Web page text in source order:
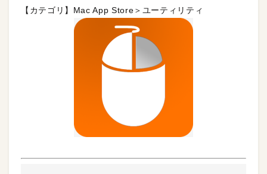
【カテゴリ】Mac App Store＞ユーティリティ